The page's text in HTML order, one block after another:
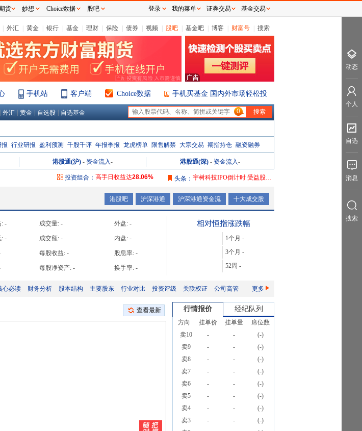
外汇 黄金 银行 基金 理财 保险 债券 视频 股吧 基金吧 博客 财富号 搜索
手机站 客户端 Choice数据 手机买基金 国内外市场轻松投
外汇 黄金 自选股 自选基金 0
报 行业研报 盈利预测 千股千评 年报季报 龙虎榜单 限售解禁 大宗交易 期指持仓 融资融券
港股通(沪) - 资金流入- 港股通(深) - 资金流入-
投资组合： 高手日收益达28.06%
高手周收益达106.08%
高手月收益达165.76%
高手年收益达
高手日收益达
高手周收益达
头条： 宇树科技IPO倒计时 受益股曝光
港股吧 沪深港通 沪深港通资金流 十大成交股
: - 成交量: - 外盘: -
: - 成交额: - 内盘: -
每股收益: - 股息率: -
每股净资产: - 换手率: -
相对恒指涨跌幅
1个月 -
3个月 -
52周 -
心必读 财务分析 股本结构 主要股东 行业对比 投资评级 关联权证 公司高管 更多
查看最新 行情报价 经纪队列
方向 挂单价 挂单量
席位数
卖10
- - (-)
卖9
- - (-)
卖8
- - (-)
卖7
- - (-)
卖6
- - (-)
卖5
- - (-)
卖4
- - (-)
卖3
- - (-)
货 妙想 Choice数据 股吧 登录 我的菜单 证券交易 基金交易
动态
个人
自选
消息
搜索